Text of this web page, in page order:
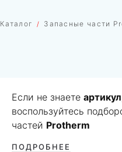
Каталог Запасные части
Если не знаетеартикул
воспользуйтесь
частей Protherm
ПОДРОБНЕЕ